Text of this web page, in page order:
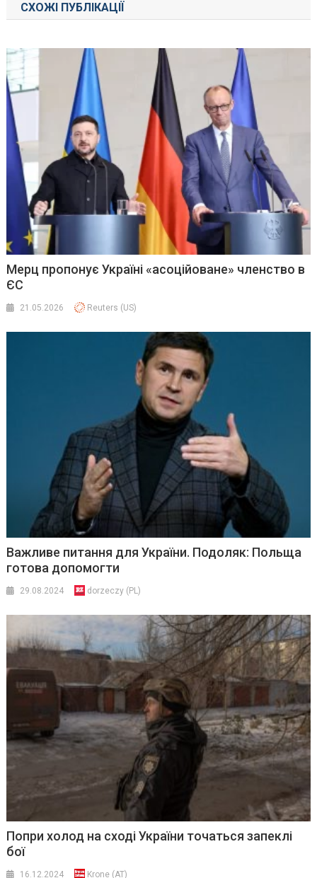
СХОЖІ ПУБЛІКАЦІЇ
Мерц пропонує Україні «асоційоване» членство в
ЄС
21.05.2026 Reuters (US)
Важливе питання для України. Подоляк: Польща
готова допомогти
29.08.2024 dorzeczy (PL)
Попри холод на сході України точаться запеклі
бої
16.12.2024 Krone (AT)